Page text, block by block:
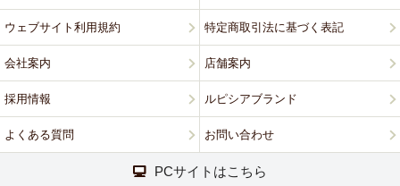
ウェブサイト利用規約 特定商取引法に基づく表記
会社案内 店舗案内
採用情報 ルピシアブランド
よくある質問 お問い合わせ
PCサイトはこちら